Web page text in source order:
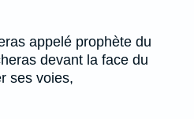
appelé prophète du
devant la face du
ses voies,